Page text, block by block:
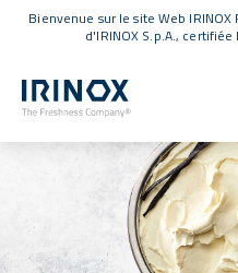
Bienvenue sur le site Web
d'IRINOX S.p.A., certifiée